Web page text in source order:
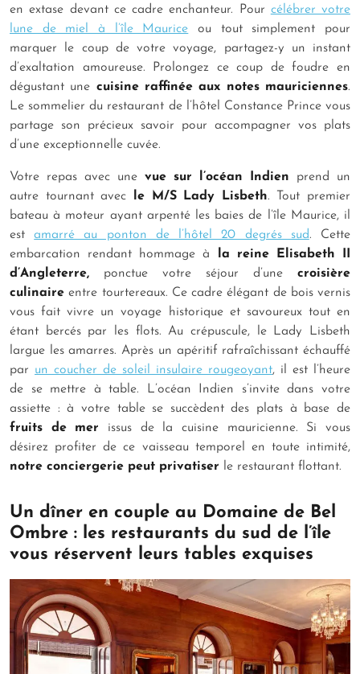
en extase devant ce cadre enchanteur. Pour célébrer votre
lune de miel à l’île Maurice ou tout simplement pour
marquer le coup de votre voyage, partagez-y un instant
d’exaltation amoureuse. Prolongez ce coup de foudre en
dégustant une cuisine raffinée aux notes mauriciennes.
Le sommelier du restaurant de l’hôtel Constance Prince vous
partage son précieux savoir pour accompagner vos plats
d’une exceptionnelle cuvée.
Votre repas avec une vue sur l’océan Indien prend un
autre tournant avec le M/S Lady Lisbeth. Tout premier
bateau à moteur ayant arpenté les baies de l’île Maurice, il
estamarré au ponton de l’hôtel 20 degrés sud. Cette
embarcation rendant hommage à la reine Elisabeth II
d’Angleterre, ponctue votre séjour d’une croisière
culinaire entre tourtereaux. Ce cadre élégant de bois vernis
vous fait vivre un voyage historique et savoureux tout en
étant bercés par les flots. Au crépuscule, le Lady Lisbeth
largue les amarres. Après un apéritif rafraîchissant échauffé
par un coucher de soleil insulaire rougeoyant, il est l’heure
de se mettre à table. L’océan Indien s’invite dans votre
assiette : à votre table se succèdent des plats à base de
fruits de mer issus de la cuisine mauricienne. Si vous
désirez profiter de ce vaisseau temporel en toute intimité,
notre conciergerie peut privatiser le restaurant flottant.
Un dîner en couple au Domaine de Bel
Ombre : les restaurants du sud de l’île
vous réservent leurs tables exquises